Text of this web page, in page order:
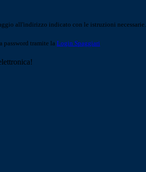
all'indirizzo indicato con le istruzioni necessarie.
password tramite la Login Spaggiari